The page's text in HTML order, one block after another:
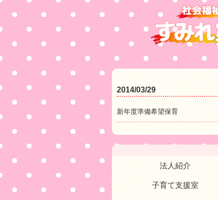
2014/03/29
新年度準備希望保育
法人紹介
子育て支援室